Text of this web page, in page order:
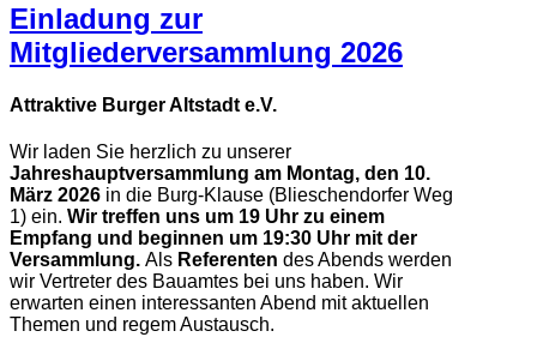
Einladung zur
Mitgliederversammlung 2026
Attraktive Burger Altstadt e.V.
Wir laden Sie herzlich zu unserer
Jahreshauptversammlung am Montag, den 10.
März 2026 in die Burg-Klause (Blieschendorfer Weg
1) ein. Wir treffen uns um 19 Uhr zu einem
Empfang und beginnen um 19:30 Uhr mit der
Versammlung. Als Referenten des Abends werden
wir Vertreter des Bauamtes bei uns haben. Wir
erwarten einen interessanten Abend mit aktuellen
Themen und regem Austausch.